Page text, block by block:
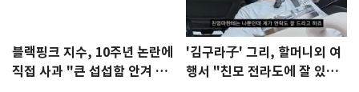
블랙핑크 지수, 10주년 논란에
직접 사과 "큰 섭섭함 안겨 미
'김구라子' 그리, 할머니외 여
행서 "친모 전라도에 잘 있